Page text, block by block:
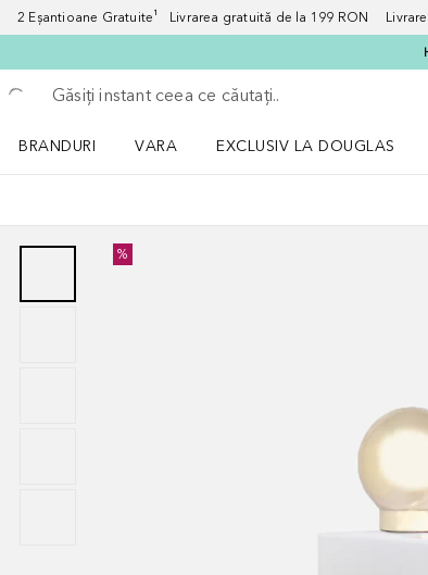
2 Eșantioane Gratuite¹ Livrarea gratuită de la 199 RON Livrare
Înapoi
Executați căutarea
BRANDURI
VARA
EXCLUSIV LA DOUGLAS
%